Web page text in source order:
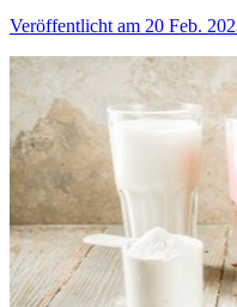
Veröffentlicht am 20 Feb.